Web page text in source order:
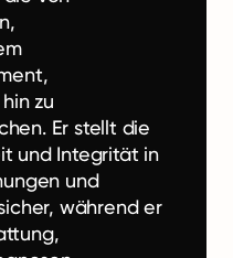
zu
Er stellt die
und Integrität in
und
während er